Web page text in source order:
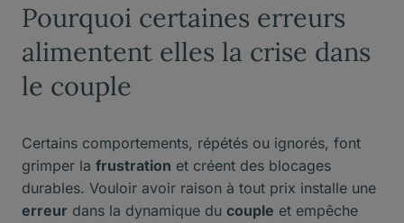
Pourquoi certaines erreurs
alimentent elles la crise dans
le couple
Certains comportements, répétés ou ignorés, font
grimper la frustration et créent des blocages
durables. Vouloir avoir raison à tout prix installe une
erreur dans la dynamique du couple et empêche